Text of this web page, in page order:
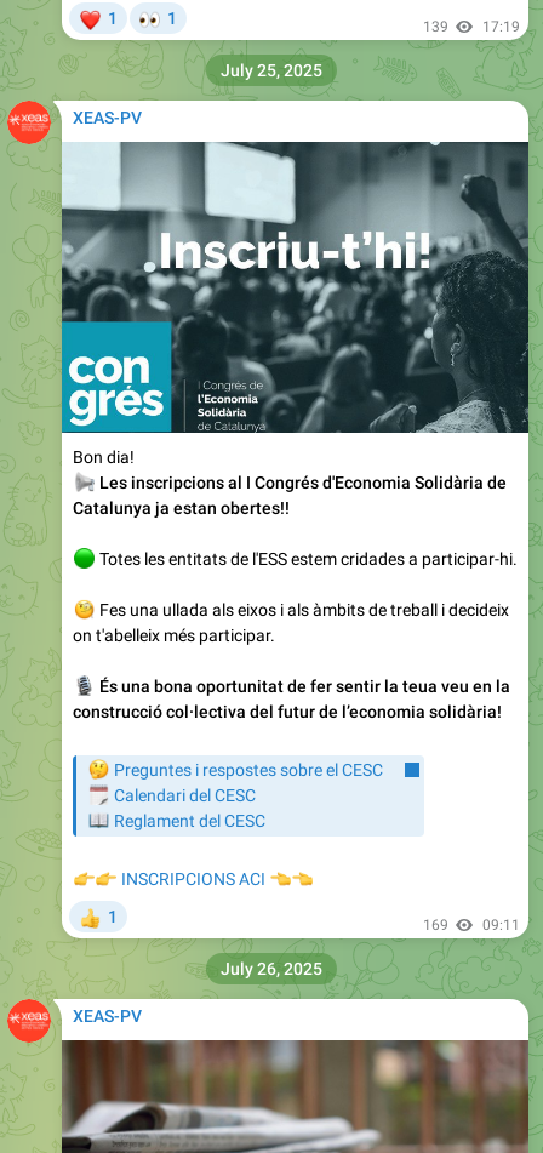
1 1 139 17:19
XEAS-PV
Bon dia!
Les inscripcions al I Congrés d'Economia Solidària de
Catalunya ja estan obertes!!
Totes les entitats de l'ESS estem cridades a participar-hi.
Fes una ullada als eixos i als àmbits de treball i decideix
on t'abelleix més participar.
És una bona oportunitat de fer sentir la teua veu en la
construcció col·lectiva del futur de l’economia solidària!
Preguntes i respostes sobre el CESC
Calendari del CESC
Reglament del CESC
INSCRIPCIONS ACI
👈
👈
1 169 09:11
July 25, 2025
XEAS-PV
July 26, 2025